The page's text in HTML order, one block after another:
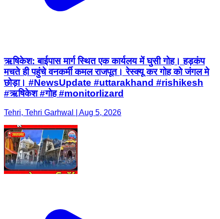
ऋषिकेश: बाईपास मार्ग स्थित एक कार्यलय में घुसी गोह। हड़कंप
मचते ही पहुंचे वनकर्मी कमल राजपूत। रेस्क्यू कर गोह को जंगल मे
छोड़ा। #NewsUpdate #uttarakhand #rishikesh
#ऋषिकेश #गोह #monitorlizard
Tehri, Tehri Garhwal | Aug 5, 2026